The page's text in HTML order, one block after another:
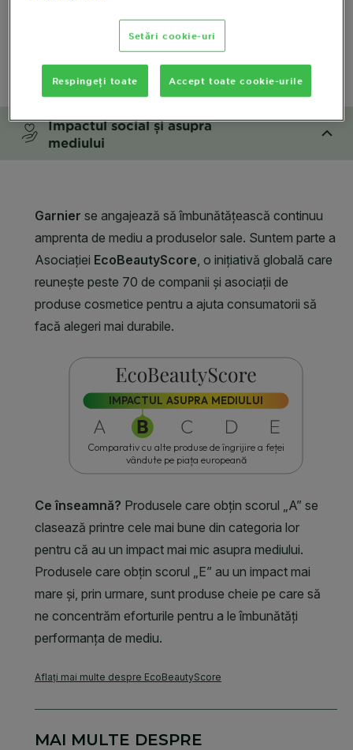
Instrucțiuni de siguranță
CLOSE SUBPANEL
Impactul social și asupra
mediului
Setări cookie-uri
Respingeți toate Accept toate cookie-urile